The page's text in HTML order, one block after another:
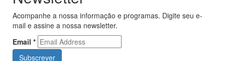
Acompanhe a nossa informação e programas. Digite seu e-
mail e assine a nossa newsletter.
Email *